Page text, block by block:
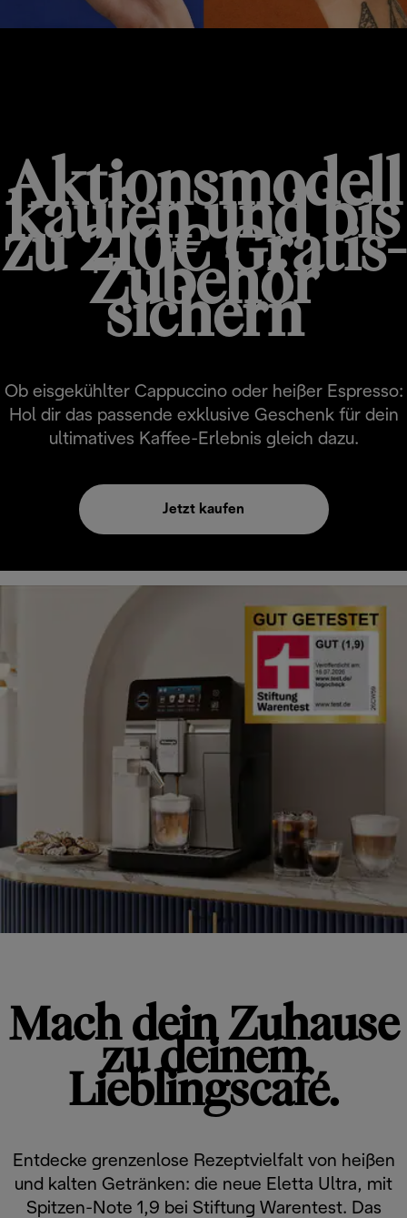
Aktionsmodell
kaufen und bis
zu 210€ Gratis-
Zubehör
sichern
Ob eisgekühlter Cappuccino oder heißer Espresso:
Hol dir das passende exklusive Geschenk für dein
ultimatives Kaffee-Erlebnis gleich dazu.
Jetzt kaufen
Mach dein Zuhause
zu deinem
Lieblingscafé.
Entdecke grenzenlose Rezeptvielfalt von heißen
und kalten Getränken: die neue Eletta Ultra, mit
Spitzen-Note 1,9 bei Stiftung Warentest. Das